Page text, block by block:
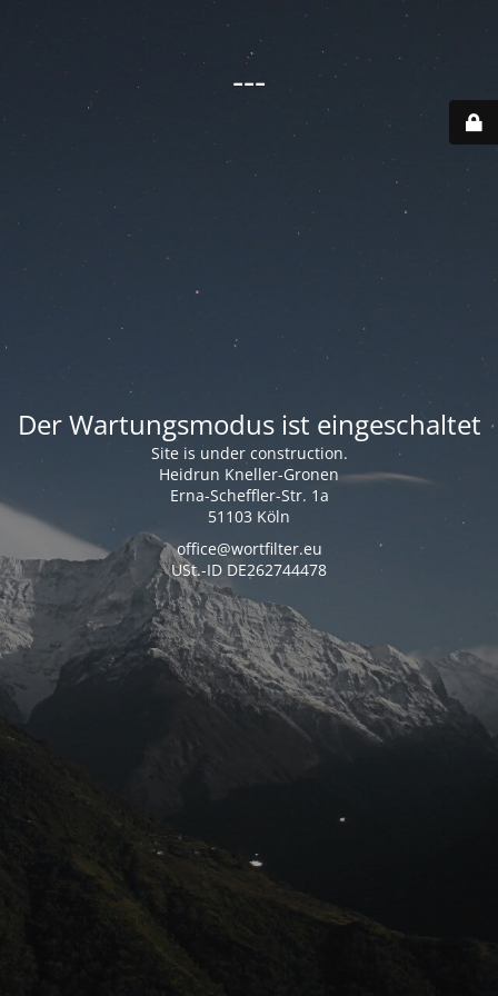
---
Der Wartungsmodus ist eingeschaltet
Site is under construction.
Heidrun Kneller-Gronen
Erna-Scheffler-Str. 1a
51103 Köln
office@wortfilter.eu
USt.-ID DE262744478